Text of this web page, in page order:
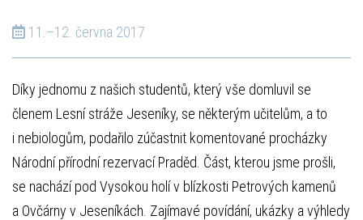
11.–12. června 2017
Díky jednomu z našich studentů, který vše domluvil se
členem Lesní stráže Jeseníky, se některým učitelům, a to
i nebiologům, podařilo zúčastnit komentované procházky
Národní přírodní rezervací Praděd. Část, kterou jsme prošli,
se nachází pod Vysokou holí v blízkosti Petrových kamenů
a Ovčárny v Jeseníkách. Zajímavé povídání, ukázky a výhledy